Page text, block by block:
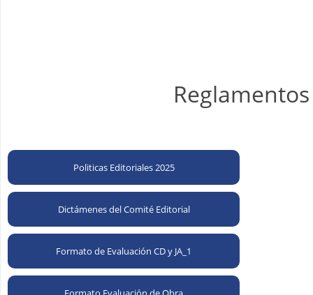
Politicas Editoriales 2025
Dictámenes del Comité Editorial
Formato de Evaluación CD y JA_1